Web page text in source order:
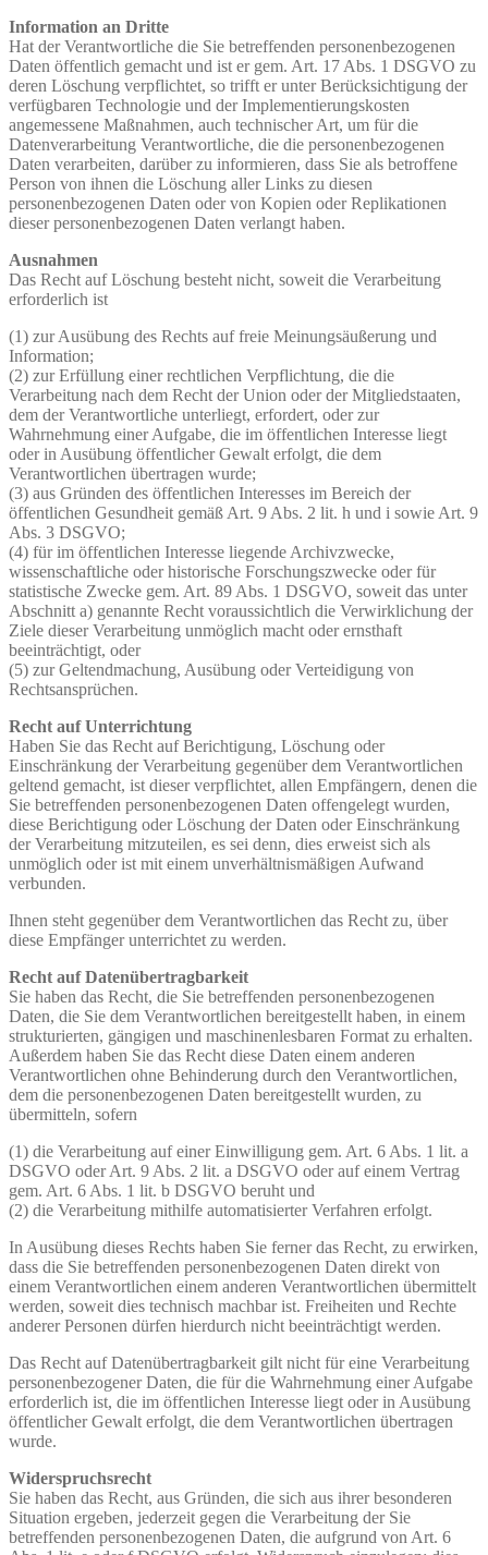
Information an Dritte
Hat der Verantwortliche die Sie betreffenden personenbezogenen
Daten öffentlich gemacht und ist er gem. Art. 17 Abs. 1 DSGVO zu
deren Löschung verpflichtet, so trifft er unter Berücksichtigung der
verfügbaren Technologie und der Implementierungskosten
angemessene Maßnahmen, auch technischer Art, um für die
Datenverarbeitung Verantwortliche, die die personenbezogenen
Daten verarbeiten, darüber zu informieren, dass Sie als betroffene
Person von ihnen die Löschung aller Links zu diesen
personenbezogenen Daten oder von Kopien oder Replikationen
dieser personenbezogenen Daten verlangt haben.
Ausnahmen
Das Recht auf Löschung besteht nicht, soweit die Verarbeitung
erforderlich ist
(1) zur Ausübung des Rechts auf freie Meinungsäußerung und
Information;
(2) zur Erfüllung einer rechtlichen Verpflichtung, die die
Verarbeitung nach dem Recht der Union oder der Mitgliedstaaten,
dem der Verantwortliche unterliegt, erfordert, oder zur
Wahrnehmung einer Aufgabe, die im öffentlichen Interesse liegt
oder in Ausübung öffentlicher Gewalt erfolgt, die dem
Verantwortlichen übertragen wurde;
(3) aus Gründen des öffentlichen Interesses im Bereich der
öffentlichen Gesundheit gemäß Art. 9 Abs. 2 lit. h und i sowie Art. 9
Abs. 3 DSGVO;
(4) für im öffentlichen Interesse liegende Archivzwecke,
wissenschaftliche oder historische Forschungszwecke oder für
statistische Zwecke gem. Art. 89 Abs. 1 DSGVO, soweit das unter
Abschnitt a) genannte Recht voraussichtlich die Verwirklichung der
Ziele dieser Verarbeitung unmöglich macht oder ernsthaft
beeinträchtigt, oder
(5) zur Geltendmachung, Ausübung oder Verteidigung von
Rechtsansprüchen.
Recht auf Unterrichtung
Haben Sie das Recht auf Berichtigung, Löschung oder
Einschränkung der Verarbeitung gegenüber dem Verantwortlichen
geltend gemacht, ist dieser verpflichtet, allen Empfängern, denen die
Sie betreffenden personenbezogenen Daten offengelegt wurden,
diese Berichtigung oder Löschung der Daten oder Einschränkung
der Verarbeitung mitzuteilen, es sei denn, dies erweist sich als
unmöglich oder ist mit einem unverhältnismäßigen Aufwand
verbunden.
Ihnen steht gegenüber dem Verantwortlichen das Recht zu, über
diese Empfänger unterrichtet zu werden.
Recht auf Datenübertragbarkeit
Sie haben das Recht, die Sie betreffenden personenbezogenen
Daten, die Sie dem Verantwortlichen bereitgestellt haben, in einem
strukturierten, gängigen und maschinenlesbaren Format zu erhalten.
Außerdem haben Sie das Recht diese Daten einem anderen
Verantwortlichen ohne Behinderung durch den Verantwortlichen,
dem die personenbezogenen Daten bereitgestellt wurden, zu
übermitteln, sofern
(1) die Verarbeitung auf einer Einwilligung gem. Art. 6 Abs. 1 lit. a
DSGVO oder Art. 9 Abs. 2 lit. a DSGVO oder auf einem Vertrag
gem. Art. 6 Abs. 1 lit. b DSGVO beruht und
(2) die Verarbeitung mithilfe automatisierter Verfahren erfolgt.
In Ausübung dieses Rechts haben Sie ferner das Recht, zu erwirken,
dass die Sie betreffenden personenbezogenen Daten direkt von
einem Verantwortlichen einem anderen Verantwortlichen übermittelt
werden, soweit dies technisch machbar ist. Freiheiten und Rechte
anderer Personen dürfen hierdurch nicht beeinträchtigt werden.
Das Recht auf Datenübertragbarkeit gilt nicht für eine Verarbeitung
personenbezogener Daten, die für die Wahrnehmung einer Aufgabe
erforderlich ist, die im öffentlichen Interesse liegt oder in Ausübung
öffentlicher Gewalt erfolgt, die dem Verantwortlichen übertragen
wurde.
Widerspruchsrecht
Sie haben das Recht, aus Gründen, die sich aus ihrer besonderen
Situation ergeben, jederzeit gegen die Verarbeitung der Sie
betreffenden personenbezogenen Daten, die aufgrund von Art. 6